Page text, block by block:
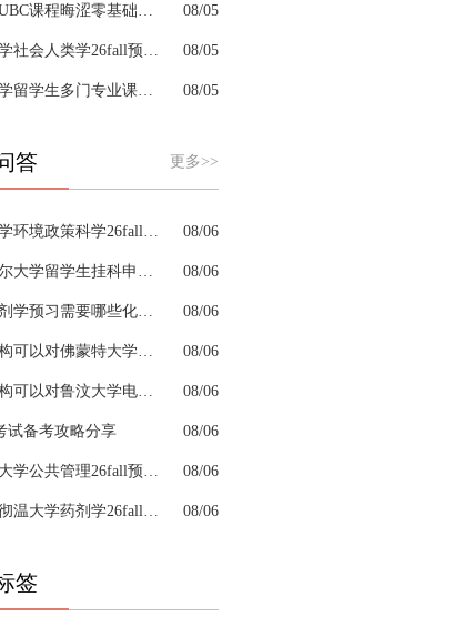
08/05
08/05
08/05
答 更多>>
08/06
08/06
08/06
08/06
08/06
试备考攻略分享 08/06
08/06
08/06
签